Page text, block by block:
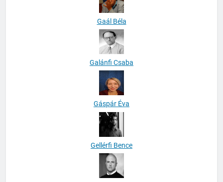
Gaál Béla
Galánfi Csaba
Gáspár Éva
Gellérfi Bence